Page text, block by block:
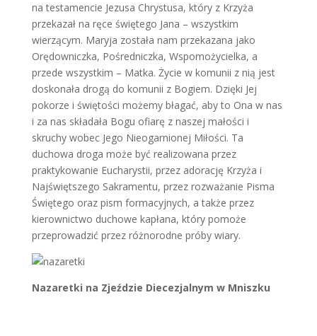
na testamencie Jezusa Chrystusa, który z Krzyża
przekazał na ręce świętego Jana – wszystkim
wierzącym. Maryja została nam przekazana jako
Orędowniczka, Pośredniczka, Wspomożycielka, a
przede wszystkim – Matka. Życie w komunii z nią jest
doskonała drogą do komunii z Bogiem. Dzięki Jej
pokorze i świętości możemy błagać, aby to Ona w nas
i za nas składała Bogu ofiarę z naszej małości i
skruchy wobec Jego Nieogarnionej Miłości. Ta
duchowa droga może być realizowana przez
praktykowanie Eucharystii, przez adorację Krzyża i
Najświętszego Sakramentu, przez rozważanie Pisma
Świętego oraz pism formacyjnych, a także przez
kierownictwo duchowe kapłana, który pomoże
przeprowadzić przez różnorodne próby wiary.
Nazaretki na Zjeździe Diecezjalnym w Mniszku